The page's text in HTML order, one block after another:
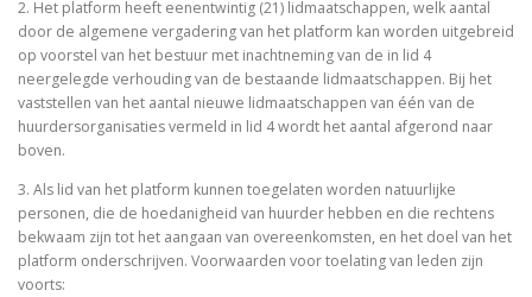
2. Het platform heeft eenentwintig (21) lidmaatschappen, welk aantal
door de algemene vergadering van het platform kan worden uitgebreid
op voorstel van het bestuur met inachtneming van de in lid 4
neergelegde verhouding van de bestaande lidmaatschappen. Bij het
vaststellen van het aantal nieuwe lidmaatschappen van één van de
huurdersorganisaties vermeld in lid 4 wordt het aantal afgerond naar
boven.
3. Als lid van het platform kunnen toegelaten worden natuurlijke
personen, die de hoedanigheid van huurder hebben en die rechtens
bekwaam zijn tot het aangaan van overeenkomsten, en het doel van het
platform onderschrijven. Voorwaarden voor toelating van leden zijn
voorts: